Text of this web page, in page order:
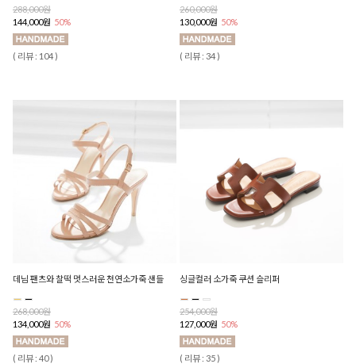
288,000원
144,000원 50%
( 리뷰 : 104 )
260,000원
130,000원 50%
( 리뷰 : 34 )
데님 팬츠와 찰떡 멋스러운 천연소가죽 샌들
268,000원
134,000원 50%
( 리뷰 : 40 )
싱글컬러 소가죽 쿠션 슬리퍼
254,000원
127,000원 50%
( 리뷰 : 35 )